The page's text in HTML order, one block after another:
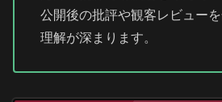
公開後の批評や観客レビュー
理解が深まります。